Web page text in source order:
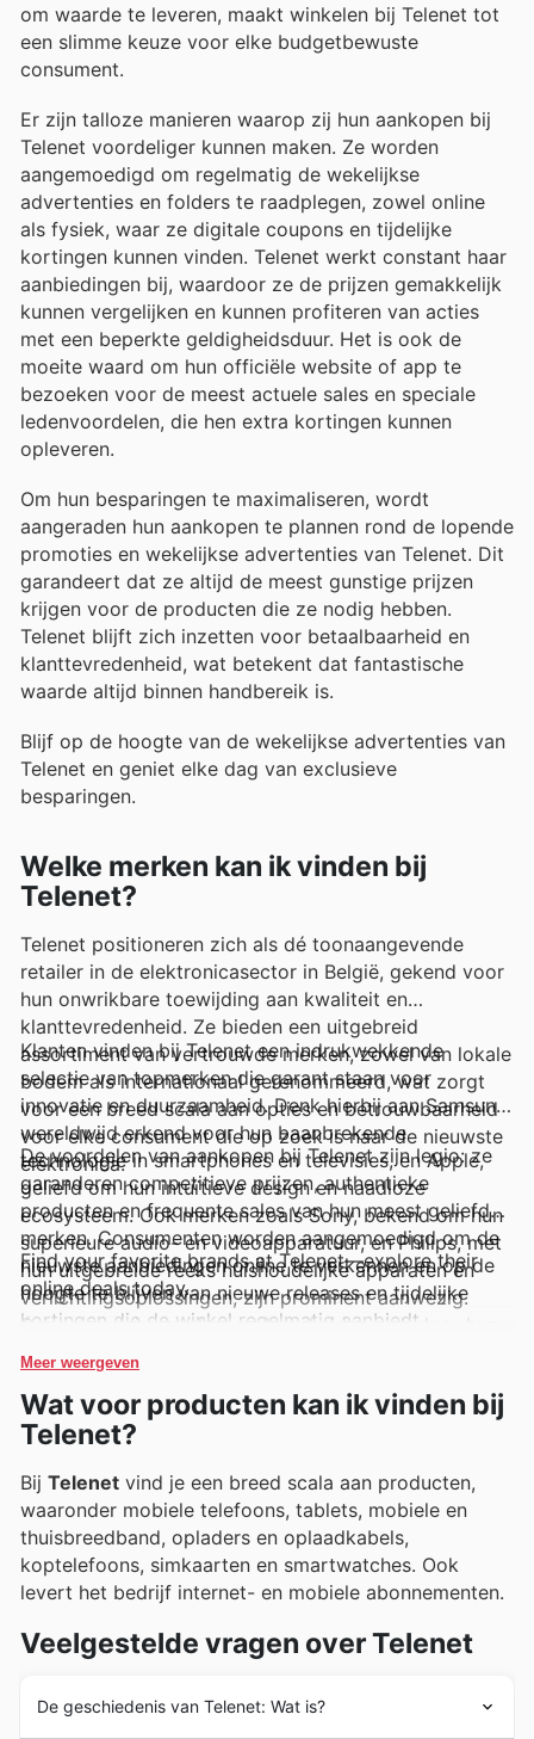
om waarde te leveren, maakt winkelen bij Telenet tot
een slimme keuze voor elke budgetbewuste
consument.
Er zijn talloze manieren waarop zij hun aankopen bij
Telenet voordeliger kunnen maken. Ze worden
aangemoedigd om regelmatig de wekelijkse
advertenties en folders te raadplegen, zowel online
als fysiek, waar ze digitale coupons en tijdelijke
kortingen kunnen vinden. Telenet werkt constant haar
aanbiedingen bij, waardoor ze de prijzen gemakkelijk
kunnen vergelijken en kunnen profiteren van acties
met een beperkte geldigheidsduur. Het is ook de
moeite waard om hun officiële website of app te
bezoeken voor de meest actuele sales en speciale
ledenvoordelen, die hen extra kortingen kunnen
opleveren.
Om hun besparingen te maximaliseren, wordt
aangeraden hun aankopen te plannen rond de lopende
promoties en wekelijkse advertenties van Telenet. Dit
garandeert dat ze altijd de meest gunstige prijzen
krijgen voor de producten die ze nodig hebben.
Telenet blijft zich inzetten voor betaalbaarheid en
klanttevredenheid, wat betekent dat fantastische
waarde altijd binnen handbereik is.
Blijf op de hoogte van de wekelijkse advertenties van
Telenet en geniet elke dag van exclusieve
besparingen.
Welke merken kan ik vinden bij
Telenet?
Telenet positioneren zich als dé toonaangevende
retailer in de elektronicasector in België, gekend voor
hun onwrikbare toewijding aan kwaliteit en
klanttevredenheid. Ze bieden een uitgebreid
assortiment van vertrouwde merken, zowel van lokale
bodem als internationaal gerenommeerd, wat zorgt
voor een breed scala aan opties en betrouwbaarheid
voor elke consument die op zoek is naar de nieuwste
elektronica.
Klanten vinden bij Telenet een indrukwekkende
selectie van topmerken die garant staan voor
innovatie en duurzaamheid. Denk hierbij aan Samsung,
wereldwijd erkend voor hun baanbrekende
technologie in smartphones en televisies, en Apple,
geliefd om hun intuïtieve design en naadloze
ecosysteem. Ook merken zoals Sony, bekend om hun
superieure audio- en videoapparatuur, en Philips, met
hun uitgebreide reeks huishoudelijke apparaten en
verlichtingsoplossingen, zijn prominent aanwezig.
Deze populaire merken onderscheiden zich door hun
constante evolutie en de trouw die ze opbouwen bij
hun gebruikers. Telenet maakt het eenvoudig om deze
merken te ontdekken via hun wekelijkse folders en
online catalogi, waar exclusieve aanbiedingen en
De voordelen van aankopen bij Telenet zijn legio: ze
garanderen competitieve prijzen, authentieke
producten en frequente sales van hun meest geliefde
merken. Consumenten worden aangemoedigd om de
nieuwste aanbiedingen online te verkennen en op de
hoogte te blijven van nieuwe releases en tijdelijke
kortingen die de winkel regelmatig aanbiedt.
Find your favorite brands at Telenet—explore their
online deals today.
Meer weergeven
Wat voor producten kan ik vinden bij
Telenet?
Bij Telenet vind je een breed scala aan producten,
waaronder mobiele telefoons, tablets, mobiele en
thuisbreedband, opladers en oplaadkabels,
koptelefoons, simkaarten en smartwatches. Ook
levert het bedrijf internet- en mobiele abonnementen.
Veelgestelde vragen over Telenet
De geschiedenis van Telenet: Wat is?